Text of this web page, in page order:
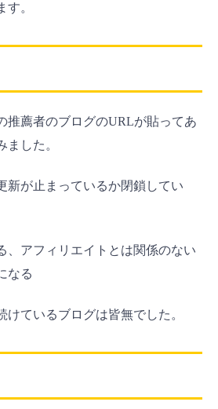
す。
推薦者のブログのURLが貼ってあ
ました。
新が止まっているか閉鎖してい
、アフィリエイトとは関係のない
なる
けているブログは皆無でした。